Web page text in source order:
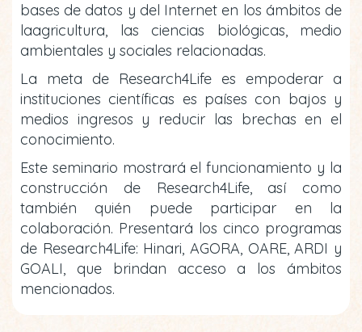
bases de datos y del Internet en los ámbitos de
laagricultura, las ciencias biológicas, medio
ambientales y sociales relacionadas.
La meta de Research4Life es empoderar a
instituciones científicas es países con bajos y
medios ingresos y reducir las brechas en el
conocimiento.
Este seminario mostrará el funcionamiento y la
construcción de Research4Life, así como
también quién puede participar en la
colaboración. Presentará los cinco programas
de Research4Life: Hinari, AGORA, OARE, ARDI y
GOALI, que brindan acceso a los ámbitos
mencionados.